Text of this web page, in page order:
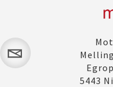
5443